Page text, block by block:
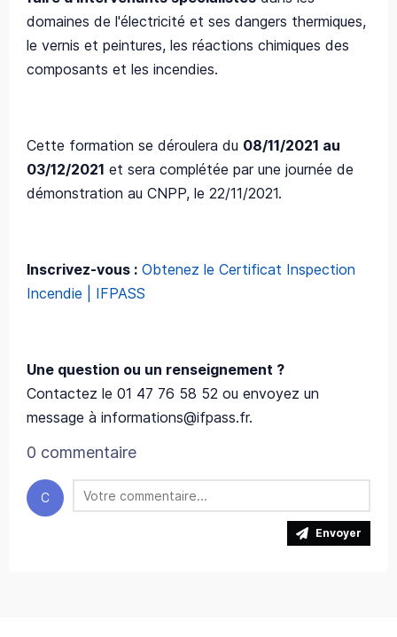
domaines de l'électricité et ses dangers thermiques,
le vernis et peintures, les réactions chimiques des
composants et les incendies.
Cette formation se déroulera du 08/11/2021 au
03/12/2021 et sera complétée par une journée de
démonstration au CNPP, le 22/11/2021.
Inscrivez-vous : Obtenez le Certificat Inspection
Incendie | IFPASS
Une question ou un renseignement ?
Contactez le 01 47 76 58 52 ou envoyez un
message à informations@ifpass.fr.
0 commentaire
C
Envoyer